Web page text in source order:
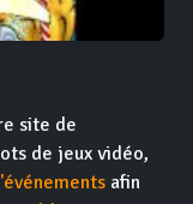
site de
de jeux vidéo,
afin